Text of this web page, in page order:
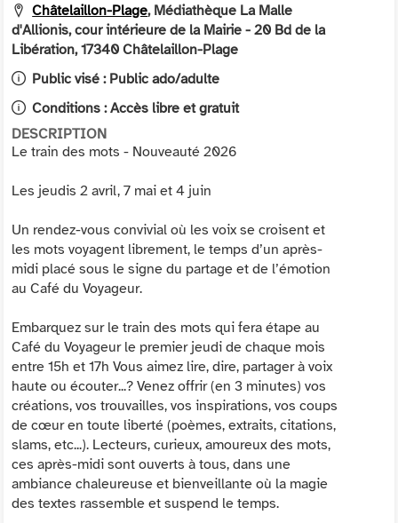
Châtelaillon-Plage, Médiathèque La Malle
d'Allionis, cour intérieure de la Mairie - 20 Bd de la
Libération, 17340 Châtelaillon-Plage
Public visé : Public ado/adulte
Conditions :Accès libre et gratuit
DESCRIPTION
Le train des mots - Nouveauté 2026
Les jeudis 2 avril, 7 mai et 4 juin
Un rendez-vous convivial où les voix se croisent et
les mots voyagent librement, le temps d’un après-
midi placé sous le signe du partage et de l’émotion
au Café du Voyageur.
Embarquez sur le train des mots qui fera étape au
Café du Voyageur le premier jeudi de chaque mois
entre 15h et 17h Vous aimez lire, dire, partager à voix
haute ou écouter...? Venez offrir (en 3 minutes) vos
créations, vos trouvailles, vos inspirations, vos coups
de cœur en toute liberté (poèmes, extraits, citations,
slams, etc...). Lecteurs, curieux, amoureux des mots,
ces après-midi sont ouverts à tous, dans une
ambiance chaleureuse et bienveillante où la magie
des textes rassemble et suspend le temps.